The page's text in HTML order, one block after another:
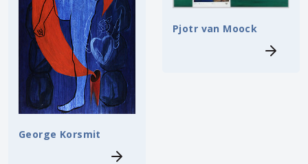
George Korsmit
Pjotr van Moock